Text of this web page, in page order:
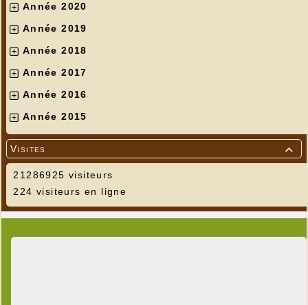
Année 2020
Année 2019
Année 2018
Année 2017
Année 2016
Année 2015

Visites
21286925 visiteurs
224 visiteurs en ligne